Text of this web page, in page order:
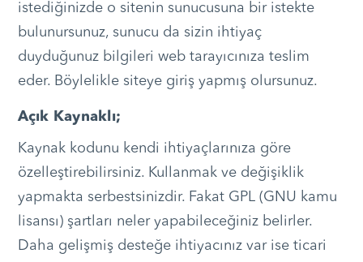
istediğinizde o sitenin sunucusuna bir istekte
bulunursunuz, sunucu da sizin ihtiyaç
duyduğunuz bilgileri web tarayıcınıza teslim
eder. Böylelikle siteye giriş yapmış olursunuz.
Açık Kaynaklı;
Kaynak kodunu kendi ihtiyaçlarınıza göre
özelleştirebilirsiniz. Kullanmak ve değişiklik
yapmakta serbestsinizdir. Fakat GPL (GNU kamu
lisansı) şartları neler yapabileceğiniz belirler.
Daha gelişmiş desteğe ihtiyacınız var ise ticari